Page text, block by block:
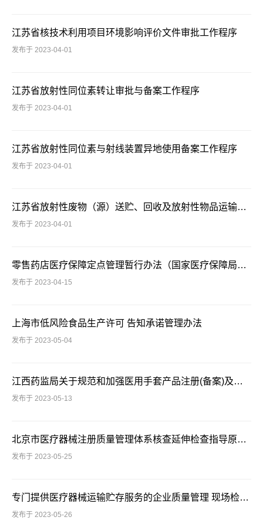
江苏省核技术利用项目环境影响评价文件审批工作程序
发布于 2023-04-01
江苏省放射性同位素转让审批与备案工作程序
发布于 2023-04-01
江苏省放射性同位素与射线装置异地使用备案工作程序
发布于 2023-04-01
江苏省放射性废物（源）送贮、回收及放射性物品运输备案工作程序
发布于 2023-04-01
零售药店医疗保障定点管理暂行办法（国家医疗保障局令 第3号）
发布于 2023-04-15
上海市低风险食品生产许可 告知承诺管理办法
发布于 2023-05-04
江西药监局关于规范和加强医用手套产品注册(备案)及上市后监管工作的通知（ 赣药监械监〔2023〕15号）
发布于 2023-05-13
北京市医疗器械注册质量管理体系核查延伸检查指导原则（试行）（京药监发〔2023〕119号）
发布于 2023-05-25
专门提供医疗器械运输贮存服务的企业质量管理 现场检查指导原则（药监综械管〔2023〕44号）
发布于 2023-05-26